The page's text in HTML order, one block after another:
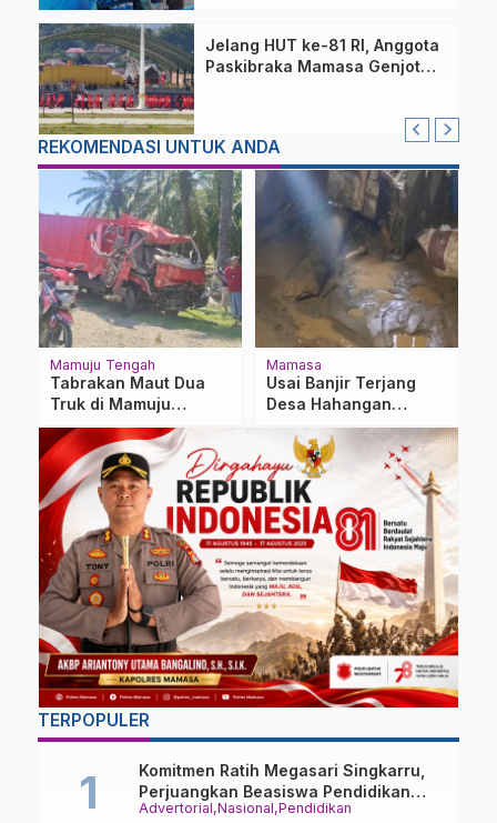
Jelang HUT ke-81 RI, Anggota
Paskibraka Mamasa Genjot
REKOMENDASI UNTUK ANDA
Mamuju Tengah
Tabrakan Maut Dua
Truk di Mamuju
Tengah, 1 Sopir Tewas
dan 1 Anak Balita Kritis
Mamasa
Usai Banjir Terjang
Desa Hahangan
Mamasa, Sejumlah
Rumah Warga
Dilaporkan Rusak
Berat
TERPOPULER
Advertorial Nasional Pendidikan
Komitmen Ratih Megasari Singkarru,
Perjuangkan Beasiswa Pendidikan
Dari PAUD Hingga Perguruan Tinggi